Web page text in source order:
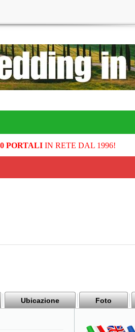
PORTALIIN RETE DAL 1996!
Ubicazione Foto